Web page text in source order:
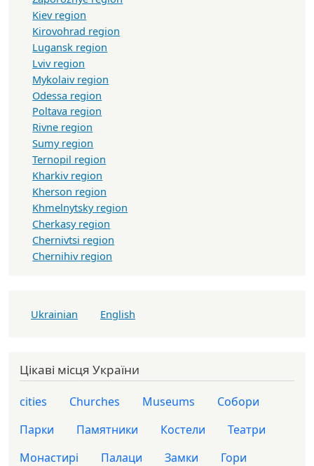
Kiev region
Kirovohrad region
Lugansk region
Lviv region
Mykolaiv region
Odessa region
Poltava region
Rivne region
Sumy region
Ternopil region
Kharkiv region
Kherson region
Khmelnytsky region
Cherkasy region
Chernivtsi region
Chernihiv region
Ukrainian English
Цікаві місця України
cities Churches Museums
Собори
Парки
Памятники Костели
Театри
Монастирі
Палаци Замки
Гори